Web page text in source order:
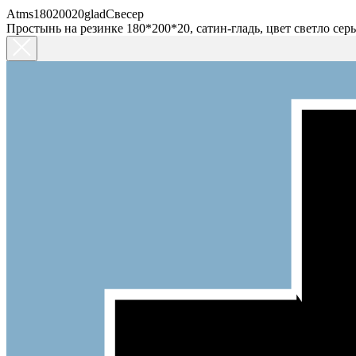
Atms18020020gladСвесер
Простынь на резинке 180*200*20, сатин-гладь, цвет светло